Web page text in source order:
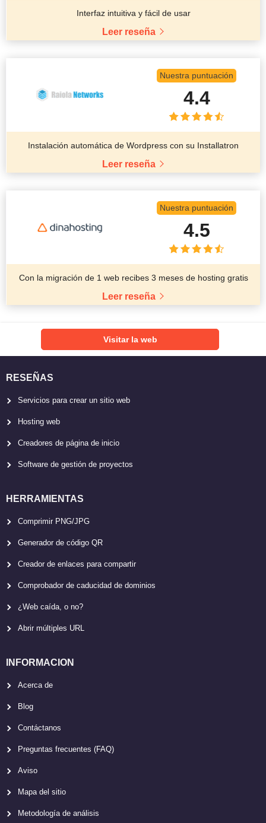
Interfaz intuitiva y fácil de usar
Leer reseña
Nuestra puntuación
4.4
Instalación automática de Wordpress con su Installatron
Leer reseña
Nuestra puntuación
4.5
Con la migración de 1 web recibes 3 meses de hosting gratis
Leer reseña
Visitar la web
RESEÑAS
Servicios para crear un sitio web
Hosting web
Creadores de página de inicio
Software de gestión de proyectos
HERRAMIENTAS
Comprimir PNG/JPG
Generador de código QR
Creador de enlaces para compartir
Comprobador de caducidad de dominios
¿Web caída, o no?
Abrir múltiples URL
INFORMACION
Acerca de
Blog
Contáctanos
Preguntas frecuentes (FAQ)
Aviso
Mapa del sitio
Metodología de análisis